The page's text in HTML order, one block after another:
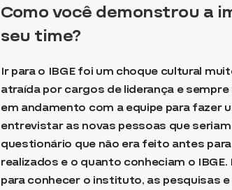
Como você demonstrou a
seu time?
Ir para o IBGE foi um choque cultural
atraída por cargos de liderança e
em andamento com a equipe para fazer
entrevistar as novas pessoas que
questionário que não era feito antes
realizados e o quanto conheciam o
para conhecer o instituto, as pesquisas